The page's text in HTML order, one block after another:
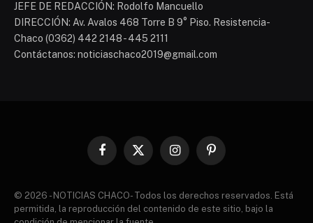
JEFE DE REDACCIÓN: Rodolfo Mancuello
DIRECCIÓN: Av. Avalos 468 Torre B 9° Piso. Resistencia-
Chaco (0362) 442 2148 - 445 2111
Contáctanos: noticiaschaco2019@gmail.com
Facebook
X
InstagramPinterest
© 2026 - NOTICIAS CHACO- Todos los derechos reservados. Está
permitida, la reproducción del contenido de este sitio, bajo la